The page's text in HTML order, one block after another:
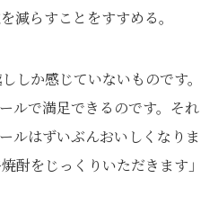
減らすことをすすめる。
しか感じていないものです。
ルで満足できるのです。それ
ルはずいぶんおいしくなりま
酎をじっくりいただきます」